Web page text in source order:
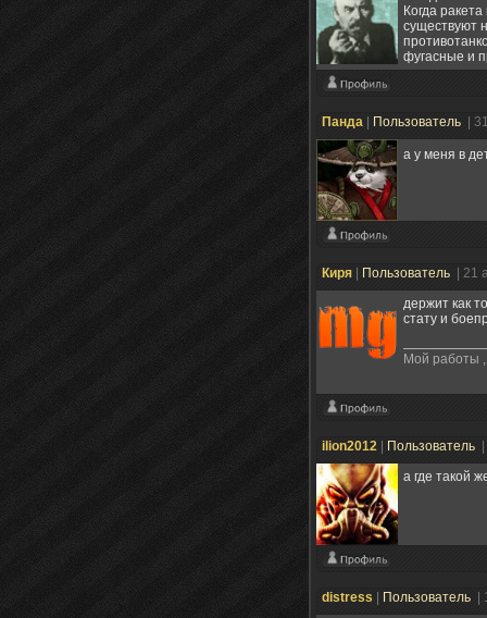
Когда
существуют
фугасные и
Панда Пользователь |
а у меня в
Киря Пользователь
| 21
держит как
стату и
Мой работы
ilion2012 Пользователь
а где такой
distress Пользователь